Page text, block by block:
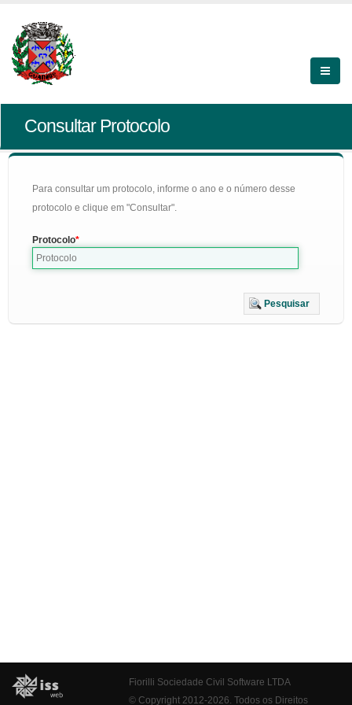
Consultar Protocolo
Para consultar um protocolo, informe o ano e o número desse
protocolo e clique em "Consultar".
Protocolo
Pesquisar
Fiorilli Sociedade Civil Software LTDA
© Copyright 2012-2026. Todos os Direitos